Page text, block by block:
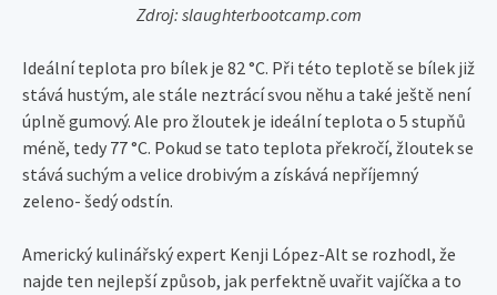
Zdroj: slaughterbootcamp.com
Ideální teplota pro bílek je 82 °C. Při této teplotě se bílek již
stává hustým, ale stále neztrácí svou něhu a také ještě není
úplně gumový. Ale pro žloutek je ideální teplota o 5 stupňů
méně, tedy 77 °C. Pokud se tato teplota překročí, žloutek se
stává suchým a velice drobivým a získává nepříjemný
zeleno- šedý odstín.
Americký kulinářský expert Kenji López-Alt se rozhodl, že
najde ten nejlepší způsob, jak perfektně uvařit vajíčka a to